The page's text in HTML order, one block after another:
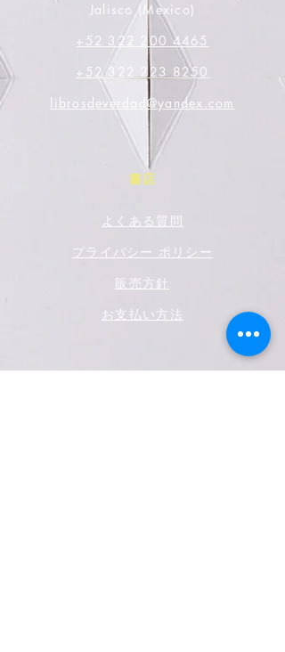
Jalisco (Mexico)
+52 322 200 4465
+52 322 223 8250
librosdeverdad@yandex.com
書店
よくある質問
プライバシー ポリシー
販売方針
お支払い方法